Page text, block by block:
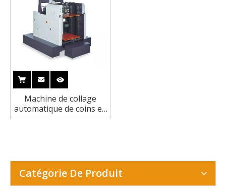
Machine de collage
automatique de coins en
carton LS-T500
Catégorie De Produit